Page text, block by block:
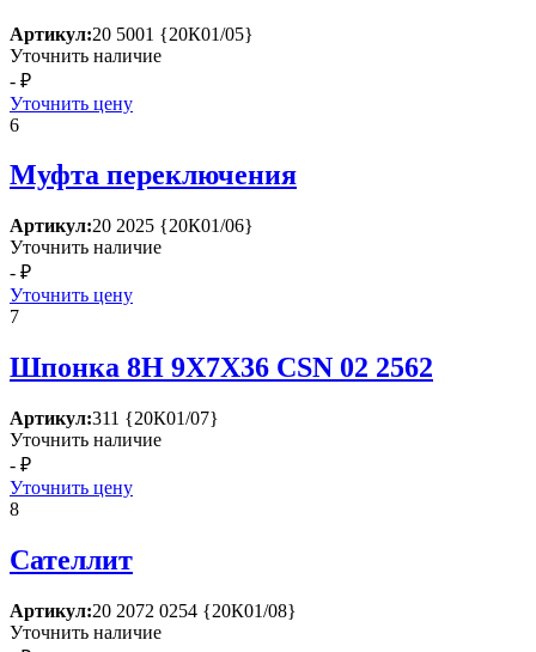
Артикул:20 5001 {20К01/05}
Уточнить наличие
- ₽
Уточнить цену
6
Муфта переключения
Артикул:20 2025 {20К01/06}
Уточнить наличие
- ₽
Уточнить цену
7
Шпонка 8Н 9Х7Х36 СSN 02 2562
Артикул:311 {20К01/07}
Уточнить наличие
- ₽
Уточнить цену
8
Сателлит
Артикул:20 2072 0254 {20К01/08}
Уточнить наличие